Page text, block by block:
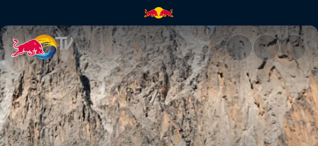
Kenya | Red Bull TV